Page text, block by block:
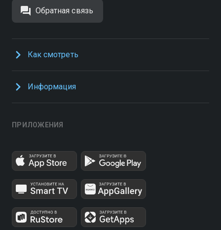
Обратная связь
Как смотреть
Информация
ПРИЛОЖЕНИЯ